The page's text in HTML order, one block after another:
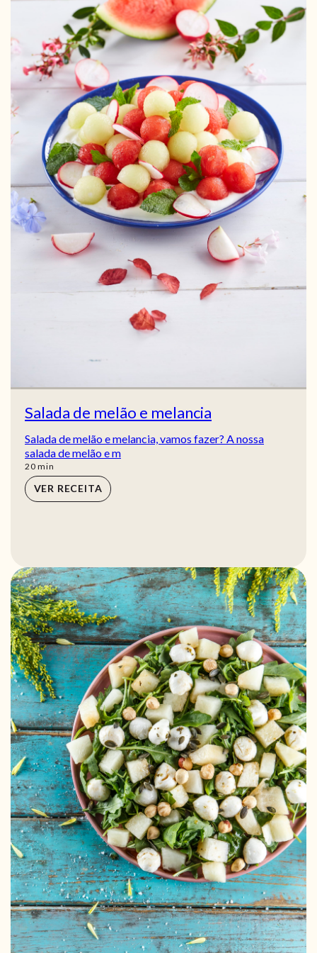
Salada de melão e melancia
Salada de melão e melancia, vamos fazer? A nossa
salada de melão e m
20min
min
VER RECEITA